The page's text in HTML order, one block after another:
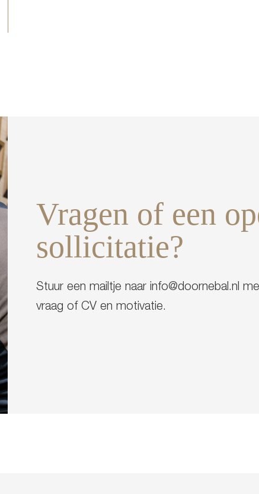
Vragen of een
sollicitatie?
Stuur een mailtje naar info@doornebal.nl
vraag of CV en motivatie.